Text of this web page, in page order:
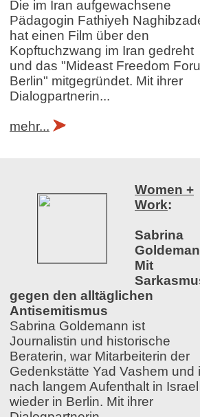
Die im Iran aufgewachsene
Pädagogin Fathiyeh
hat einen Film über den
Kopftuchzwang im Iran gedreht
und das "Mideast Freedom
Berlin" mitgegründet. Mit ihrer
Dialogpartnerin...
mehr...
Women +
Work:
Sabrina
Mit
gegen den alltäglichen
Antisemitismus
Sabrina Goldemann ist
Journalistin und historische
Beraterin, war Mitarbeiterin der
Gedenkstätte Yad Vashem und
nach langem Aufenthalt in Israel
wieder in Berlin. Mit ihrer